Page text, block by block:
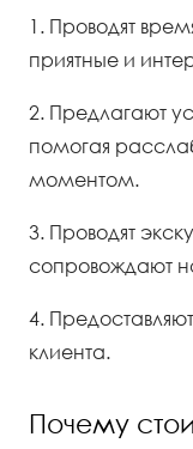
1. Проводят
приятные и
2. Предлагают
помогая
моментом.
3. Проводят
сопровождают
4.
клиента.
Почему